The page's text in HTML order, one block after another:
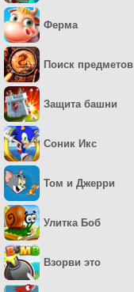
Ферма
Поиск предметов
Защита башни
Соник Икс
Том и Джерри
Улитка Боб
Взорви это